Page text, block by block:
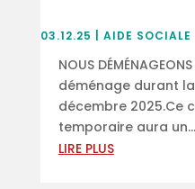
03.12.25 AIDE SOCIALE
NOUS
déménage durant
décembre 2025.Ce
temporaire aura un...
LIRE PLUS